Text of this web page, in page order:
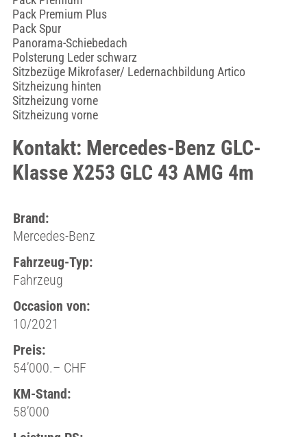
Pack Premium Plus
Pack Spur
Panorama-Schiebedach
Polsterung Leder schwarz
Sitzbezüge Mikrofaser/ Ledernachbildung Artico
Sitzheizung hinten
Sitzheizung vorne
Sitzheizung vorne
Kontakt: Mercedes-Benz GLC-
Klasse X253 GLC 43 AMG 4m
Brand:
Mercedes-Benz
Fahrzeug-Typ:
Fahrzeug
Occasion von:
10/2021
Preis:
54’000.– CHF
KM-Stand:
58’000